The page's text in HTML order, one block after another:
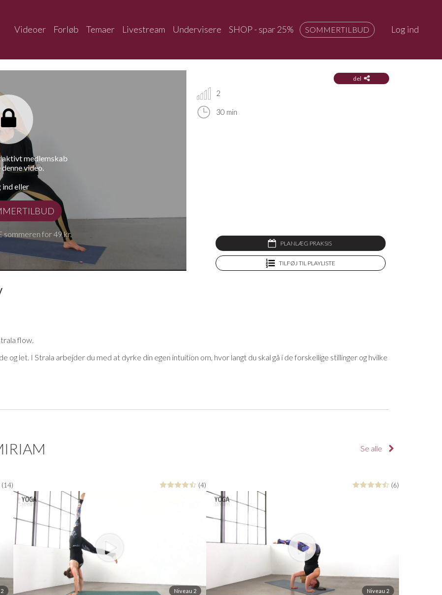
Videoer Forløb Temaer Livestream Undervisere SHOP - spar 25% SOMMERTILBUD Log ind
aktivt medlemskab
video.
ind eller
sommeren for 49 kr.
del
2
30 min
PLANLÆG PRAKSIS
TILFØJ TIL PLAYLISTE
flow.
og let. I Strala arbejder du med at dyrke din egen intuition om, hvor langt du skal gå i de forskellige stillinger og hvilke
andet udstyr til din praksis? På YogaStream Shop finder du det lækreste yogatøj og yogaudstyr, og som medlem
Se alle
(14) (4)
Niveau 2
(6)
Niveau 2